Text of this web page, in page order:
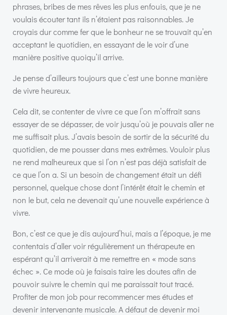
phrases, bribes de mes rêves les plus enfouis, que je ne
voulais écouter tant ils n’étaient pas raisonnables. Je
croyais dur comme fer que le bonheur ne se trouvait qu’en
acceptant le quotidien, en essayant de le voir d’une
manière positive quoiqu’il arrive.
Je pense d’ailleurs toujours que c’est une bonne manière
de vivre heureux.
Cela dit, se contenter de vivre ce que l’on m’offrait sans
essayer de se dépasser, de voir jusqu’où je pouvais aller ne
me suffisait plus. J’avais besoin de sortir de la sécurité du
quotidien, de me pousser dans mes extrêmes. Vouloir plus
ne rend malheureux que si l’on n’est pas déjà satisfait de
ce que l’on a. Si un besoin de changement était un défi
personnel, quelque chose dont l’intérêt était le chemin et
non le but, cela ne devenait qu’une nouvelle expérience à
vivre.
Bon, c’est ce que je dis aujourd’hui, mais a l’époque, je me
contentais d’aller voir régulièrement un thérapeute en
espérant qu’il arriverait à me remettre en « mode sans
échec ». Ce mode où je faisais taire les doutes afin de
pouvoir suivre le chemin qui me paraissait tout tracé.
Profiter de mon job pour recommencer mes études et
devenir intervenante musicale. A défaut de devenir moi